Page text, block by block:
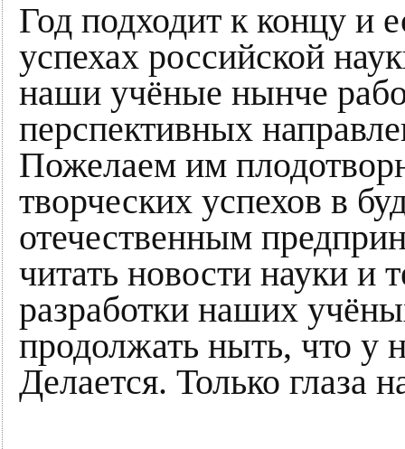
Год подходит к концу и
успехах российской
наши учёные нынче
перспективных
Пожелаем им
творческих успехов в
отечественным
читать новости науки и
разработки наших
продолжать ныть, что у
Делается. Только глаза